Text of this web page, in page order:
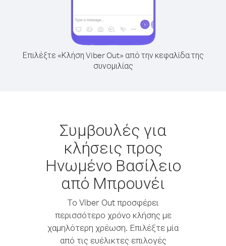
Επιλέξτε «Κλήση Viber Out» από την κεφαλίδα της
συνομιλίας
Συμβουλές για
κλήσεις προς
Ηνωμένο Βασίλειο
από Μπρουνέι
Το Viber Out προσφέρει
περισσότερο χρόνο κλήσης με
χαμηλότερη χρέωση. Επιλέξτε μία
από τις ευέλικτες επιλογές